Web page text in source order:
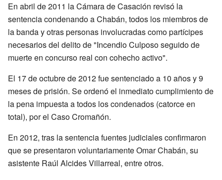
En abril de 2011 la Cámara de Casación revisó la
sentencia condenando a Chabán, todos los miembros de
la banda y otras personas involucradas como partícipes
necesarios del delito de "Incendio Culposo seguido de
muerte en concurso real con cohecho activo".
El 17 de octubre de 2012 fue sentenciado a 10 años y 9
meses de prisión. Se ordenó el inmediato cumplimiento de
la pena impuesta a todos los condenados (catorce en
total), por el Caso Cromañón.
En 2012, tras la sentencia fuentes judiciales confirmaron
que se presentaron voluntariamente Omar Chabán, su
asistente Raúl Alcides Villarreal, entre otros.